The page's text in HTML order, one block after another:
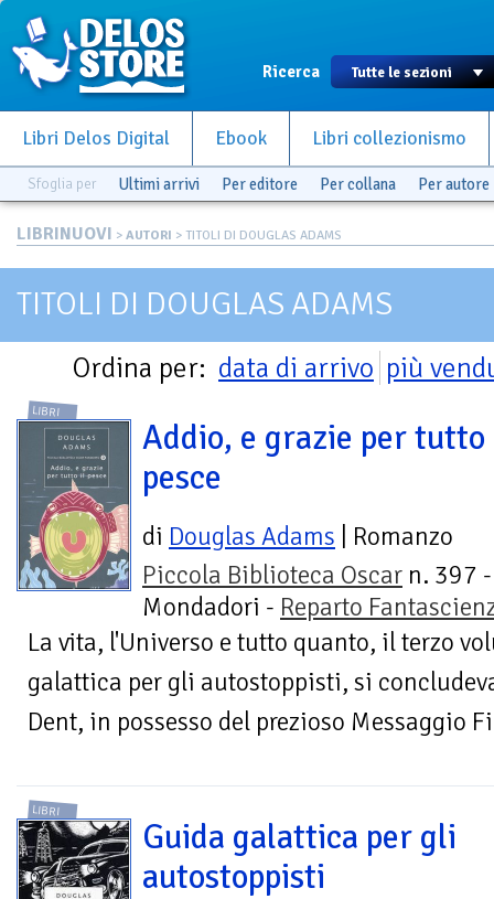
Ricerca
Libri Delos Digital Ebook Libri collezionismo
Sfoglia per Ultimi arrivi Per editore Per collana Per autore
LIBRINUOVI > AUTORI > TITOLI DI DOUGLAS ADAMS
TITOLI DI DOUGLAS ADAMS
Ordina per: data di arrivo più
LIBRI
Addio, e grazie per
pesce
di Douglas Adams | Romanzo
Piccola Biblioteca Oscar n. 397 -
Mondadori - Reparto
La vita, l'Universo e tutto quanto, il terzo
galattica per gli autostoppisti, si
Dent, in possesso del prezioso Messaggio
LIBRI
Guida galattica per gli
autostoppisti